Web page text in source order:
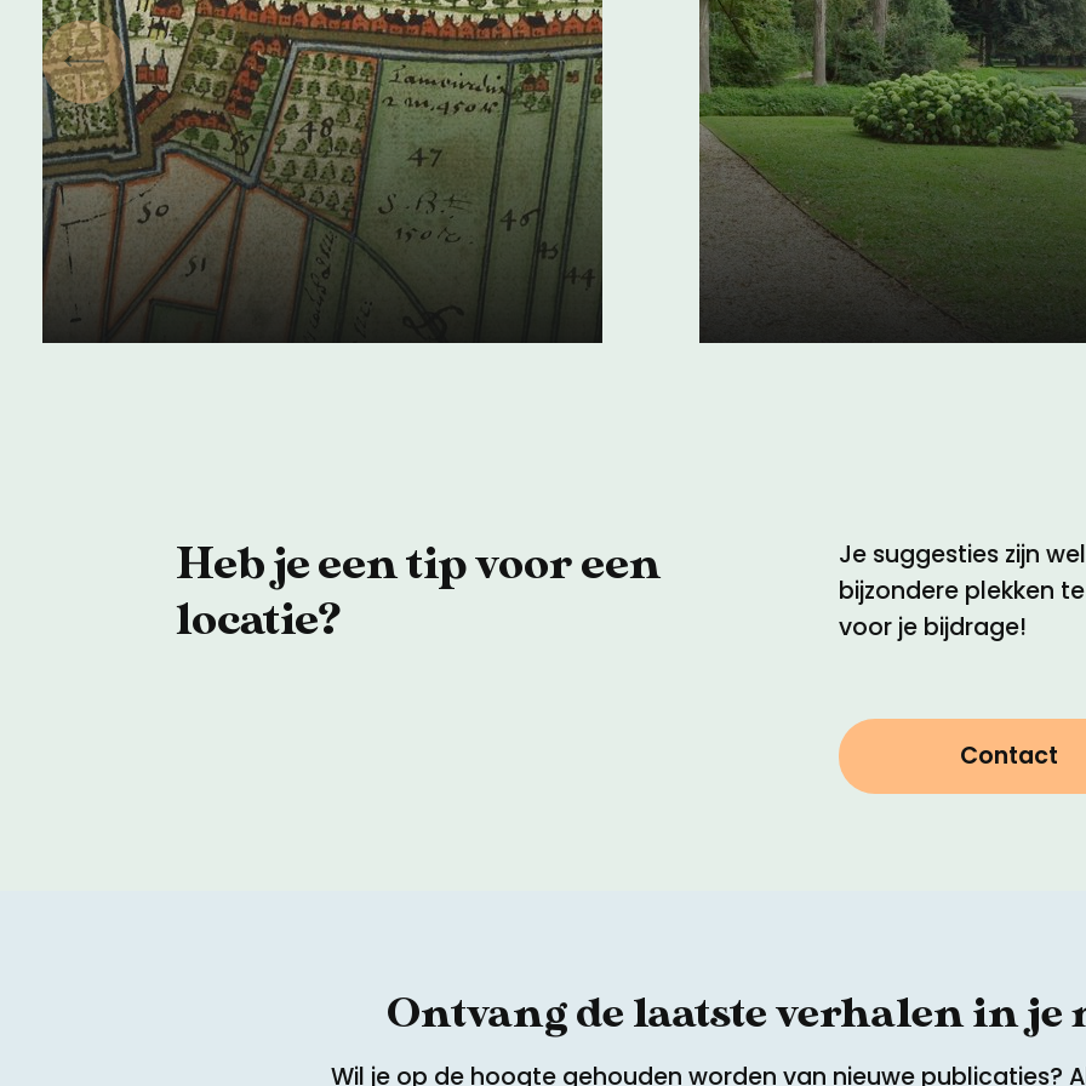
Geschiedenis van het
Westland
04 juni 2024
Zocherparken in
Holland
07 maart 2018
Vorige
Heb je een tip voor een
locatie?
Je suggesties zijn
bijzondere plekken
voor je bijdrage!
Contact
Ontvang de laatste verhalen in je
Wil je op de hoogte gehouden worden van nieuwe publicaties?